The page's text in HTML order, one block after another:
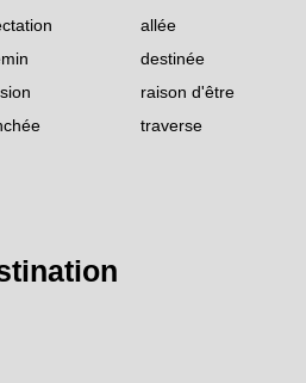
allée
destinée
raison d'être
traverse